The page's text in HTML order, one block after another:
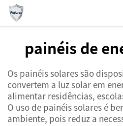
Sobre Nós
Produtos
Serviços
painéis de
Os painéis solares são
convertem a luz solar em
alimentar residências,
O uso de painéis solares é
ambiente, pois reduz a